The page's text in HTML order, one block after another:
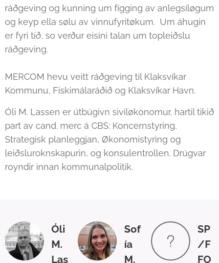
ráðgeving og kunning um fígging av anlegsíløgum
og keyp ella sølu av vinnufyritøkum. Um áhugin
er fyri tíð, so verður eisini talan um topleiðslu
ráðgeving.
MERCOM hevu veitt ráðgeving til Klaksvíkar
Kommunu, Fiskimálaráðið og Klaksvíkar Havn.
Óli M. Lassen er útbúgivn siviløkonomur, hartil tikið
part av cand. merc á CBS: Koncernstyring,
Strategisk planleggjan, Økonomistyring og
leiðsluroknskapurin, og konsulentrollen. Drúgvar
royndir innan kommunalpolitik.
Óli
M.
Las
Sof
ía
M.
SP
/F
FO